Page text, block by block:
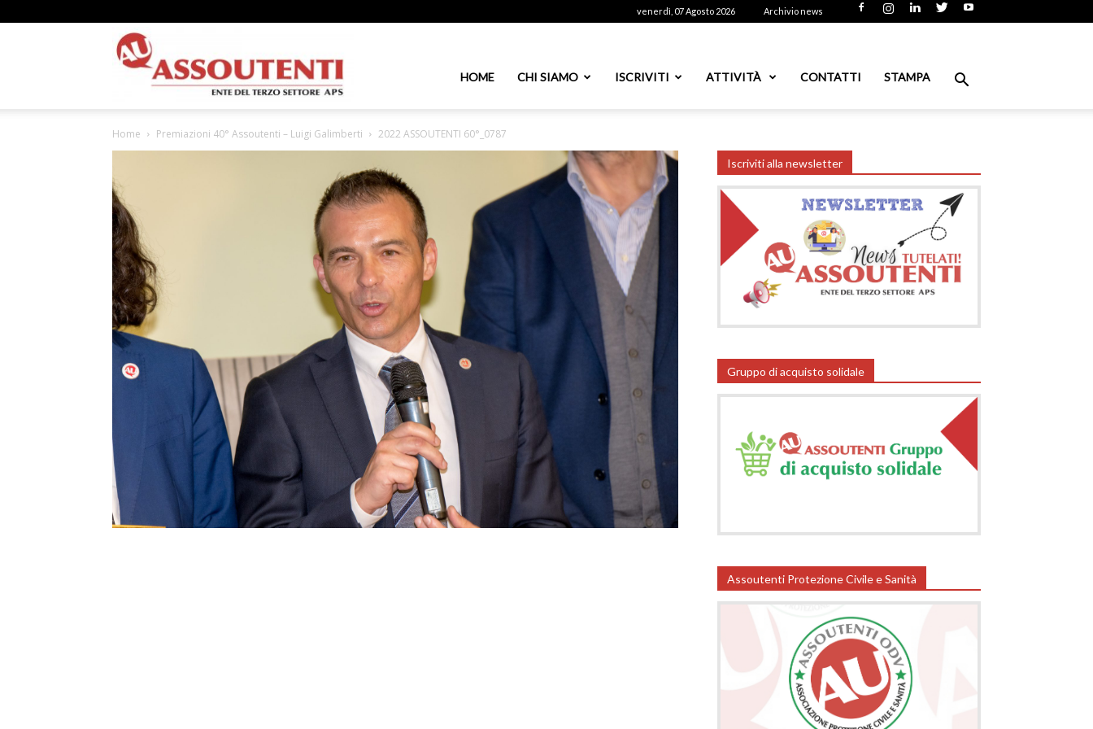
venerdì, 07 Agosto 2026 Archivio news
Nazionale
APS
–
Tutela
i
HOME CHI SIAMO ISCRIVITI ATTIVITÀ CONTATTI STAMPA
Home Premiazioni 40° Assoutenti – Luigi Galimberti 2022 ASSOUTENTI 60°_0787
Iscriviti alla newsletter
Gruppo di acquisto solidale
Assoutenti Protezione Civile e Sanità